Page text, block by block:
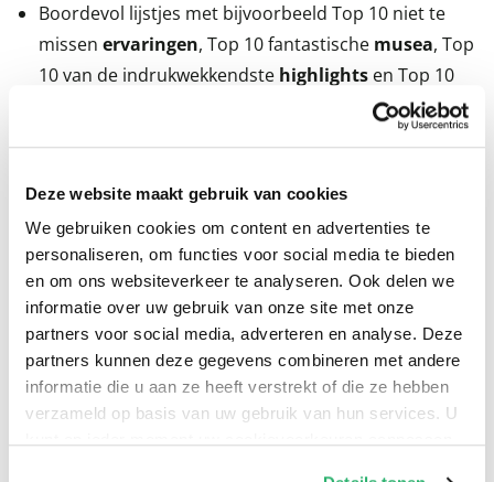
Deze website maakt gebruik van cookies
We gebruiken cookies om content en advertenties te
personaliseren, om functies voor social media te bieden
en om ons websiteverkeer te analyseren. Ook delen we
informatie over uw gebruik van onze site met onze
partners voor social media, adverteren en analyse. Deze
partners kunnen deze gegevens combineren met andere
informatie die u aan ze heeft verstrekt of die ze hebben
verzameld op basis van uw gebruik van hun services. U
Boordevol lijstjes met bijvoorbeeld Top 10 niet te
missen ervaringen, Top 10 fantastische musea, Top
10 van de indrukwekkendste highlights en Top 10
leiden je door
Top 10 Toscane en Florence islicht,compact
handzaam , perfect als je onderweg bent
De bijzonderetipsenpraktische informatie
besparen tijd en geld
Met behulp van de
gedetailleerde kaarten
, de
uitneembare kaartenhonderden foto'svind je
moeiteloos de weg
Deze reisgids verdeelt Toscane en Florence in 8